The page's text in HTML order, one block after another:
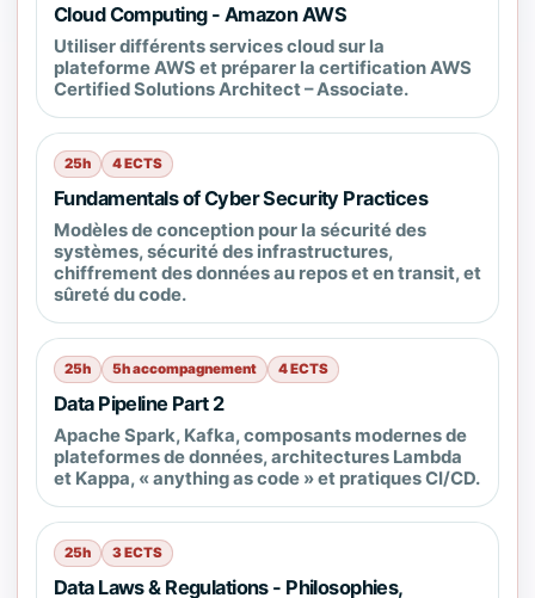
Cloud Computing - Amazon AWS
Utiliser différents services cloud sur la
plateforme AWS et préparer la certification AWS
Certified Solutions Architect – Associate.
25h 4 ECTS
Fundamentals of Cyber Security Practices
Modèles de conception pour la sécurité des
systèmes, sécurité des infrastructures,
chiffrement des données au repos et en transit, et
sûreté du code.
25h 5h accompagnement 4 ECTS
Data Pipeline Part 2
Apache Spark, Kafka, composants modernes de
plateformes de données, architectures Lambda
et Kappa, « anything as code » et pratiques CI/CD.
25h 3 ECTS
Data Laws & Regulations - Philosophies,